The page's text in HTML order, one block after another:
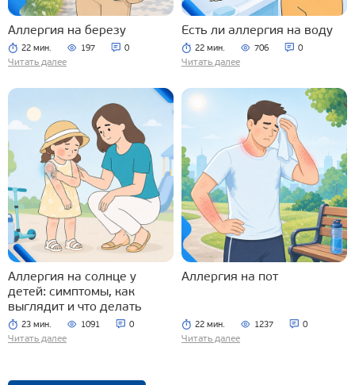
Аллергия на березу
22 мин. 197 0
Читать далее
Есть ли аллергия на воду
22 мин. 706 0
Читать далее
Аллергия на солнце у
детей: симптомы, как
выглядит и что делать
23 мин. 1091 0
Читать далее
Аллергия на пот
22 мин. 1237 0
Читать далее